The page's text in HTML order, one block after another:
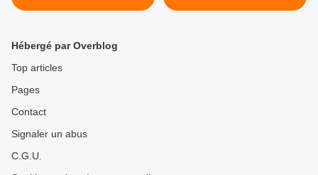
Hébergé par Overblog
Top articles
Pages
Contact
Signaler un abus
C.G.U.